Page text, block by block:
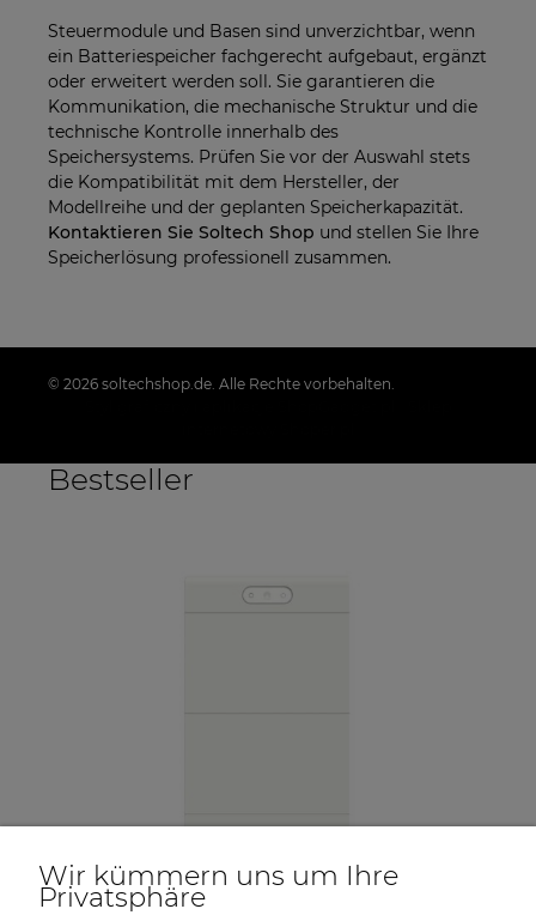
Steuermodule und Basen sind unverzichtbar, wenn
ein Batteriespeicher fachgerecht aufgebaut, ergänzt
oder erweitert werden soll. Sie garantieren die
Kommunikation, die mechanische Struktur und die
technische Kontrolle innerhalb des
Speichersystems. Prüfen Sie vor der Auswahl stets
die Kompatibilität mit dem Hersteller, der
Modellreihe und der geplanten Speicherkapazität.
Kontaktieren Sie Soltech Shop und stellen Sie Ihre
Speicherlösung professionell zusammen.
© 2026 soltechshop.de. Alle Rechte vorbehalten.
Bestseller
Wir kümmern uns um Ihre
Privatsphäre